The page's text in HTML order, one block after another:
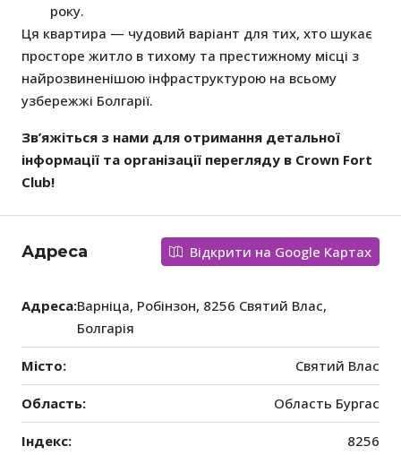
року.
Ця квартира — чудовий варіант для тих, хто шукає
просторе житло в тихому та престижному місці з
найрозвиненішою інфраструктурою на всьому
узбережжі Болгарії.
Зв’яжіться з нами для отримання детальної
інформації та організації перегляду в Crown Fort
Club!
Адреса Відкрити на Google Картах
Адреса:Варніца, Робінзон, 8256 Святий Влас,
Болгарія
Місто: Святий Влас
Область: Область Бургас
Індекс: 8256